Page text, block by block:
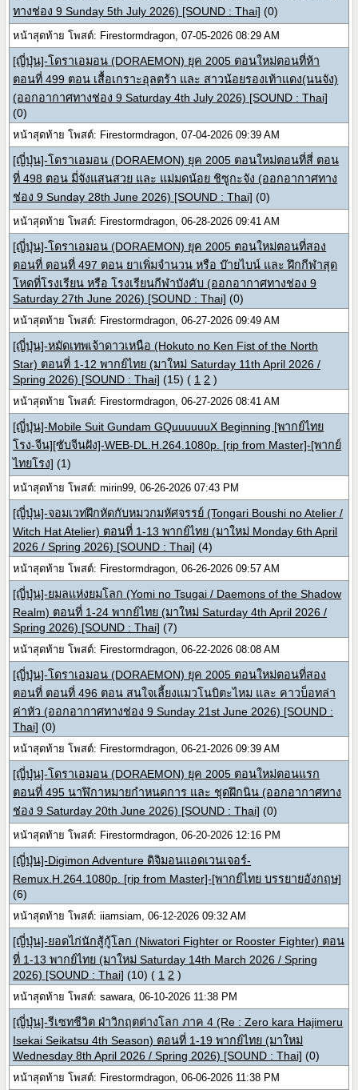
ทางช่อง 9 Sunday 5th July 2026) [SOUND : Thai] (0)
หน้าสุดท้าย โพสต์: Firestormdragon, 07-05-2026 08:29 AM
[ญี่ปุ่น]-โดราเอมอน (DORAEMON) ยุค 2005 ตอนใหม่ตอนที่ห้า
ตอนที่ 499 ตอน เสื้อเกราะอุลตร้า และ สาวน้อยรองเท้าแดง(นนจัง)
(ออกอากาศทางช่อง 9 Saturday 4th July 2026) [SOUND : Thai]
(0)
หน้าสุดท้าย โพสต์: Firestormdragon, 07-04-2026 09:39 AM
[ญี่ปุ่น]-โดราเอมอน (DORAEMON) ยุค 2005 ตอนใหม่ตอนที่สี่ ตอน
ที่ 498 ตอน มี่จังแสนสวย และ แม่มดน้อย ชิซูกะจัง (ออกอากาศทาง
ช่อง 9 Sunday 28th June 2026) [SOUND : Thai] (0)
หน้าสุดท้าย โพสต์: Firestormdragon, 06-28-2026 09:41 AM
[ญี่ปุ่น]-โดราเอมอน (DORAEMON) ยุค 2005 ตอนใหม่ตอนที่สอง
ตอนที่ ตอนที่ 497 ตอน ยาเพิ่มจำนวน หรือ บ๊ายไบน์ และ ฝึกกีฬาสุด
โหดที่โรงเรียน หรือ โรงเรียนกีฬาบังคับ (ออกอากาศทางช่อง 9
Saturday 27th June 2026) [SOUND : Thai] (0)
หน้าสุดท้าย โพสต์: Firestormdragon, 06-27-2026 09:49 AM
[ญี่ปุ่น]-หมัดเทพเจ้าดาวเหนือ (Hokuto no Ken Fist of the North
Star) ตอนที่ 1-12 พากย์ไทย (มาใหม่ Saturday 11th April 2026 /
Spring 2026) [SOUND : Thai] (15)( 1 2 )
หน้าสุดท้าย โพสต์: Firestormdragon, 06-27-2026 08:41 AM
[ญี่ปุ่น]-Mobile Suit Gundam GQuuuuuuX Beginning [พากย์ไทย
โรง-จีน][ซับจีนฝัง]-WEB-DL.H.264.1080p. [rip from Master]-[พากย์
ไทยโรง] (1)
หน้าสุดท้าย โพสต์: mirin99, 06-26-2026 07:43 PM
[ญี่ปุ่น]-จอมเวทฝึกหัดกับหมวกมหัศจรรย์ (Tongari Boushi no Atelier /
Witch Hat Atelier) ตอนที่ 1-13 พากย์ไทย (มาใหม่ Monday 6th April
2026 / Spring 2026) [SOUND : Thai] (4)
หน้าสุดท้าย โพสต์: Firestormdragon, 06-26-2026 09:57 AM
[ญี่ปุ่น]-ยมลแห่งยมโลก (Yomi no Tsugai / Daemons of the Shadow
Realm) ตอนที่ 1-24 พากย์ไทย (มาใหม่ Saturday 4th April 2026 /
Spring 2026) [SOUND : Thai] (7)
หน้าสุดท้าย โพสต์: Firestormdragon, 06-22-2026 08:08 AM
[ญี่ปุ่น]-โดราเอมอน (DORAEMON) ยุค 2005 ตอนใหม่ตอนที่สอง
ตอนที่ ตอนที่ 496 ตอน สนใจเลี้ยงแมวโนบิตะไหม และ คาวบ็อทล่า
ค่าหัว (ออกอากาศทางช่อง 9 Sunday 21st June 2026) [SOUND :
Thai] (0)
หน้าสุดท้าย โพสต์: Firestormdragon, 06-21-2026 09:39 AM
[ญี่ปุ่น]-โดราเอมอน (DORAEMON) ยุค 2005 ตอนใหม่ตอนแรก
ตอนที่ 495 นาฬิกาหมายกำหนดการ และ ชุดฝึกนิน (ออกอากาศทาง
ช่อง 9 Saturday 20th June 2026) [SOUND : Thai] (0)
หน้าสุดท้าย โพสต์: Firestormdragon, 06-20-2026 12:16 PM
[ญี่ปุ่น]-Digimon Adventure ดิจิมอนแอดเวนเจอร์-
Remux.H.264.1080p. [rip from Master]-[พากย์ไทย บรรยายอังกฤษ]
(6)
หน้าสุดท้าย โพสต์: iiamsiam, 06-12-2026 09:32 AM
[ญี่ปุ่น]-ยอดไก่นักสู้กู้โลก (Niwatori Fighter or Rooster Fighter) ตอน
ที่ 1-13 พากย์ไทย (มาใหม่ Saturday 14th March 2026 / Spring
2026) [SOUND : Thai] (10)( 1 2 )
หน้าสุดท้าย โพสต์: sawara, 06-10-2026 11:38 PM
[ญี่ปุ่น]-รีเซทชีวิต ฝ่าวิกฤตต่างโลก ภาค 4 (Re : Zero kara Hajimeru
Isekai Seikatsu 4th Season) ตอนที่ 1-19 พากย์ไทย (มาใหม่
Wednesday 8th April 2026 / Spring 2026) [SOUND : Thai] (0)
หน้าสุดท้าย โพสต์: Firestormdragon, 06-06-2026 11:38 PM